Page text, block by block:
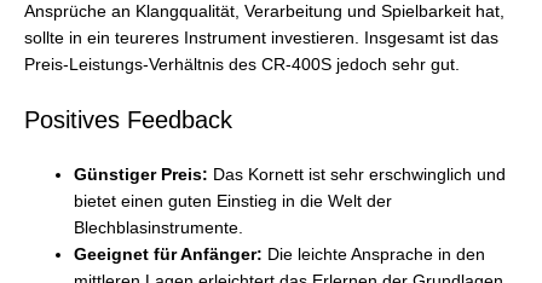
Ansprüche an Klangqualität, Verarbeitung und Spielbarkeit hat,
sollte in ein teureres Instrument investieren. Insgesamt ist das
Preis-Leistungs-Verhältnis des CR-400S jedoch sehr gut.
Positives Feedback
Günstiger Preis: Das Kornett ist sehr erschwinglich und
bietet einen guten Einstieg in die Welt der
Blechblasinstrumente.
Geeignet für Anfänger: Die leichte Ansprache in den